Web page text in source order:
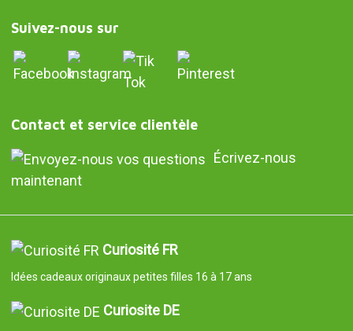
Suivez-nous sur
Contact et service clientèle
Écrivez-nous
maintenant
Curiosité FR
Idées cadeaux originaux petites filles 16 à 17 ans
Curiosite DE